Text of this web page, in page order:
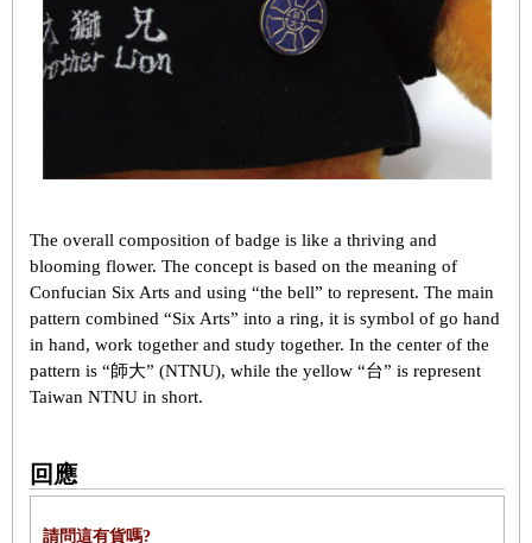
The overall composition of badge is like a thriving and
blooming flower. The concept is based on the meaning of
Confucian Six Arts and using “the bell” to represent. The main
pattern combined “Six Arts” into a ring, it is symbol of go hand
in hand, work together and study together. In the center of the
pattern is “師大” (NTNU), while the yellow “台” is represent
Taiwan NTNU in short.
回應
請問這有貨嗎?